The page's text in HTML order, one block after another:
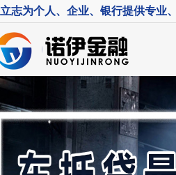
立志为个人、企业、银行提供专业